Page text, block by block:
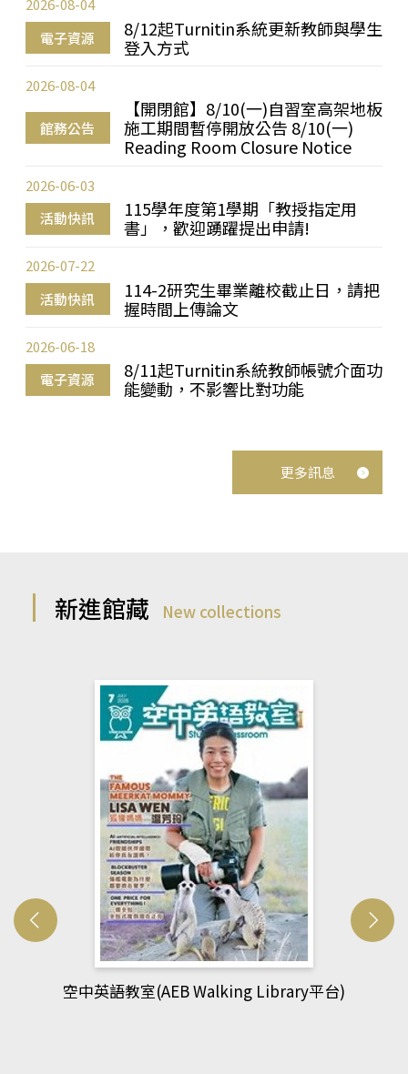
電子資源
8/12起Turnitin系統更新教師與學生
登入方式
2026-08-04
館務公告
【開閉館】8/10(一)自習室高架地板
施工期間暫停開放公告 8/10(一)
Reading Room Closure Notice
2026-08-04
活動快訊
115學年度第1學期「教授指定用
書」，歡迎踴躍提出申請!
2026-06-03
活動快訊
114-2研究生畢業離校截止日，請把
握時間上傳論文
2026-07-22
電子資源
8/11起Turnitin系統教師帳號介面功
能變動，不影響比對功能
2026-06-18
更多訊息
新進館藏 New collections
網管人(kono平台)